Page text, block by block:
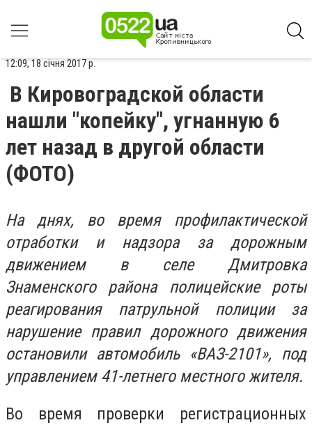
12:09, 18 січня 2017 р.
В Кировоградской области
нашли "копейку", угнанную 6
лет назад в другой области
(ФОТО)
На днях, во время профилактической
отработки и надзора за дорожным
движением в селе Дмитровка
Знаменского района полицейские роты
реагирования патрульной полиции за
нарушение правил дорожного движения
остановили автомобиль «ВАЗ-2101», под
управлением 41-летнего местного жителя.
Во время проверки регистрационных